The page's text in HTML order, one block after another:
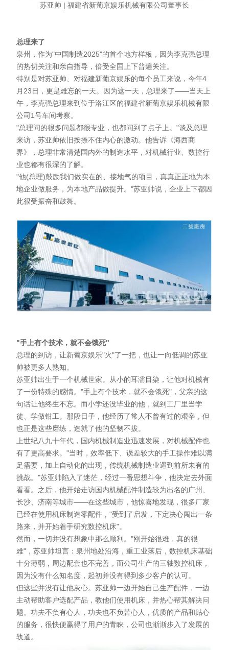
苏亚帅 | 福建省新葡京娱乐机械有限公司董事长
总理来了
泉州，作为"中国制造2025"的首个地方样板，因为李克强总理
的热切关注和亲自指导，倍受全国上下普遍关注。
特别是对苏亚帅、对福建新葡京娱乐的每个员工来说，今年4
月23日，更是难忘的一天。因为这一天，总理来了——当天上
午，李克强总理来到位于洛江区的福建省新葡京娱乐机械有限
公司1号车间考察。
"总理问的很多问题都很专业，也都问到了点子上。"谈及总理
来访，苏亚帅依旧按捺不住内心的激动。他告诉《海西商
界》，总理非常清楚国内外的制造水平，对机械行业、数控行
业也都有很深的了解。
"他(总理)鼓励我们做实在的、接地气的项目，真真正正地为本
地企业做服务，为本地产品做提升。"苏亚帅说，企业上下都因
此很受振奋和鼓舞。
"手上有个技术，就不会饿死"
总理的到访，让新葡京娱乐"火"了一把，也让一向低调的苏亚
帅被更多人熟知。
苏亚帅出生于一个机械世家。从小的耳濡目染，让他对机械有
了一份特殊的感情。"手上有个技术，就不会饿死"，父亲的这
句话让他终生不忘。而小学还没毕业的他，就到工厂里当学
徒、学做钳工。那段日子，他经历了常人不曾有过的艰辛，但
也正是这些磨练，造就了他的坚韧不拔。
上世纪八九十年代，国内机械制造业迅速发展，对机械配件也
有了更高要求。"当时，效率低下、误差较大的手工操作难以满
足需要，加上自动化的出现，传统机械制造业遇到前所未有的
挑战。"苏亚帅陷入了迷茫，经过一番思想斗争，他决定去外面
看看。之后，他开始走访国内机械配件制造较为出名的广州、
长沙、济南等城市——在这些城市，他惊喜地发现，很多厂家
已经在使用机床制造零配件，"受到了启发，下定决心闯出一条
路来，并开始着手研究数控机床"。
然而，一切并没有想象中那么顺利。"刚开始很难，真的很
难"，苏亚帅坦言：泉州地处沿海，重工业落后，数控机床基础
十分薄弱，周边配套也不完善，而公司生产的三轴数控机床，
因为没有什么知名度，起初并没有得到多少客户的认可。
但这些并没有让他灰心。苏亚帅一边开始自己生产配件，一边
主动帮助客户选配产品，教他们使用机床，并热心帮其解决问
题。功夫不负有心人，功夫也不负苦心人，优质的产品和贴心
的服务，很快便赢得了用户的青睐，公司也渐渐步入了发展的
轨道。